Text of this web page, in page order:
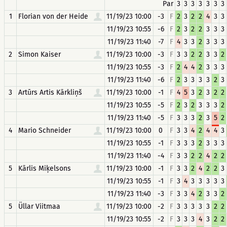
Par 3 3 3 3 3 3 3
1
Florian von der Heide 11/19/23 10:00 -3 F 2 3 2 2 4 3 3
11/19/23 10:55
-6 F 2 3 2 2 3 3 3
11/19/23 11:40
-7 F 4 3 3 2 3 3 3
2
Simon Kaiser 11/19/23 10:00 -3 F 3 3 2 2 3 3 2
11/19/23 10:55
-3 F 2 4 4 2 3 3 3
11/19/23 11:40
-6 F 2 3 3 3 3 2 3
3
Artūrs Artis Kārkliņš 11/19/23 10:00 -1 F 4 5 3 2 3 2 2
11/19/23 10:55
-5 F 2 3 2 3 3 3 2
11/19/23 11:40
-5 F 3 3 3 2 3 5 2
4
Mario Schneider 11/19/23 10:00 0 F 3 3 4 2 4 4 3
11/19/23 10:55
-1 F 3 3 3 2 3 3 3
11/19/23 11:40
-4 F 3 3 2 2 4 2 2
5
Kārlis Miķelsons 11/19/23 10:00 -1 F 3 3 2 4 2 2 3
11/19/23 10:55
-1 F 3 4 3 3 3 3 3
11/19/23 11:40
-3 F 3 3 4 2 3 3 2
5
Üllar Viitmaa 11/19/23 10:00 -2 F 3 3 3 3 3 2 2
11/19/23 10:55
-2 F 3 3 3 4 3 2 2